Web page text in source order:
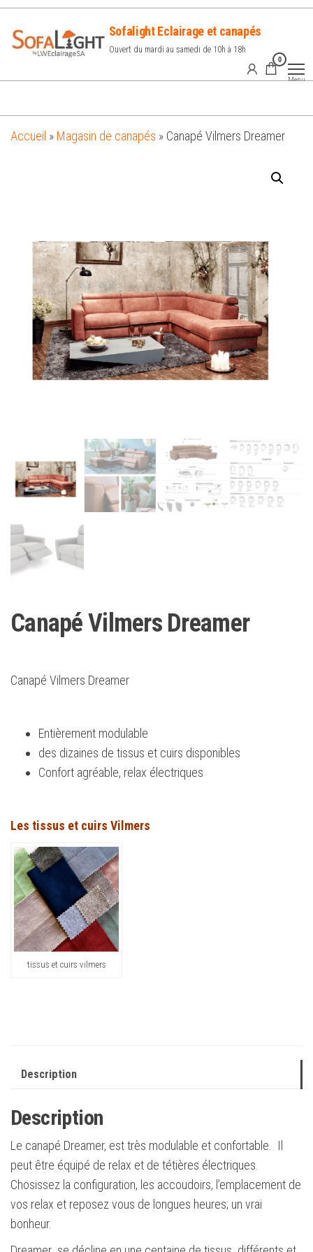
Sofalight Eclairage et canapés
Ouvert du mardi au samedi de 10h à 18h
0
Menu
Accueil » Magasin de canapés » Canapé Vilmers Dreamer
Canapé Vilmers Dreamer
Canapé Vilmers Dreamer
Entièrement modulable
des dizaines de tissus et cuirs disponibles
Confort agréable, relax électriques
Les tissus et cuirs Vilmers
tissus et cuirs vilmers
Description
Description
Le canapé Dreamer, est très modulable et confortable. Il
peut être équipé de relax et de tétières électriques.
Chosissez la configuration, les accoudoirs, l’emplacement de
vos relax et reposez vous de longues heures; un vrai
bonheur.